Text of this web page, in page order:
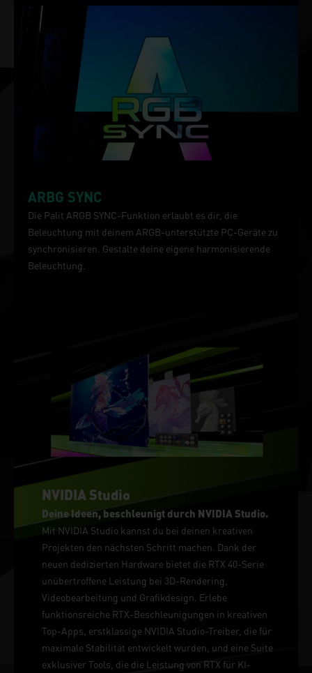
ARBG SYNC
Die Palit ARGB SYNC-Funktion erlaubt es dir, die
Beleuchtung mit deinem ARGB-unterstützte PC-Geräte zu
synchronisieren. Gestalte deine eigene harmonisierende
Beleuchtung.
NVIDIA Studio
Deine Ideen, beschleunigt durch NVIDIA Studio.
Mit NVIDIA Studio kannst du bei deinen kreativen
Projekten den nächsten Schritt machen. Dank der
neuen dedizierten Hardware bietet die RTX 40-Serie
unübertroffene Leistung bei 3D-Rendering,
Videobearbeitung und Grafikdesign. Erlebe
funktionsreiche RTX-Beschleunigungen in kreativen
Top-Apps, erstklassige NVIDIA Studio-Treiber, die für
maximale Stabilität entwickelt wurden, und eine Suite
exklusiver Tools, die die Leistung von RTX für KI-